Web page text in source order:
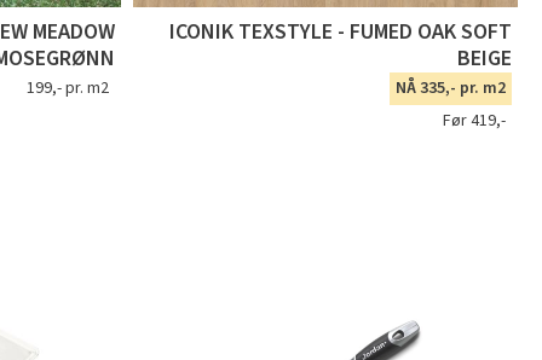
MEADOW
199,- pr. m2
ICONIK TEXSTYLE - FUMED OAK SOFT
BEIGE
NÅ 335,- pr. m2
Før 419,-